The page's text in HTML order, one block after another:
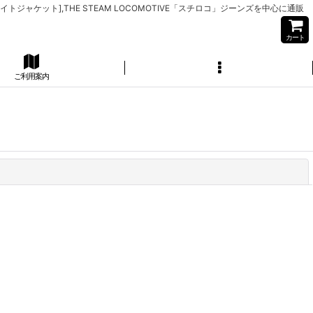
ジャケット],THE STEAM LOCOMOTIVE「スチロコ」ジーンズを中心に通販
カート
ご利用案内